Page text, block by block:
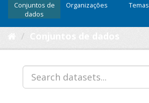
Conjuntos de
dados
Organizações Temas